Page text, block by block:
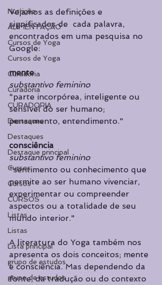
Nutrição
ALIMENTAÇÃO
Cursos de Yoga
Cursos de Yoga
Curadoria
Curadoria
CURADORIA
Destaques
Destaques
Destaque principal
Cursos
Cursos
CURSOS
Listas
Listas
Lista principal
grupo de estudos
grupo de estudos
Vejamos as definições e
significados de  cada palavra,
encontrados em uma pesquisa no
Google:
mente
substantivo feminino
"parte incorpórea, inteligente ou
sensível do ser humano;
pensamento, entendimento."
consciência
substantivo feminino
"sentimento ou conhecimento que
permite ao ser humano vivenciar,
experimentar ou compreender
aspectos ou a totalidade de seu
mundo interior."
A literatura do Yoga também nos
apresenta os dois conceitos; mente
e consciência. Mas dependendo da
fonte, da tradução ou do contexto